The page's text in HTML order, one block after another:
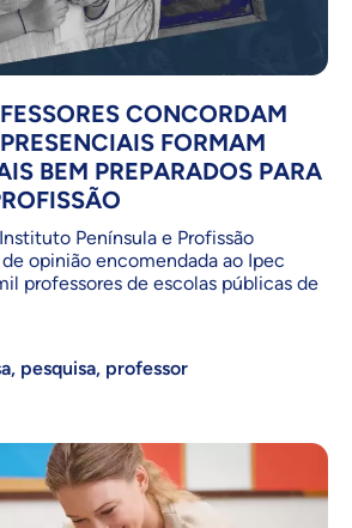
CONCORDAM
FORMAM
BEM PREPARADOS PARA
Península e Profissão
opinião encomendada ao Ipec
professores de escolas públicas de
, pesquisa, professor